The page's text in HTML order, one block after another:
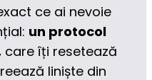
ce ai nevoie
un protocol
care îți resetează
liniște din